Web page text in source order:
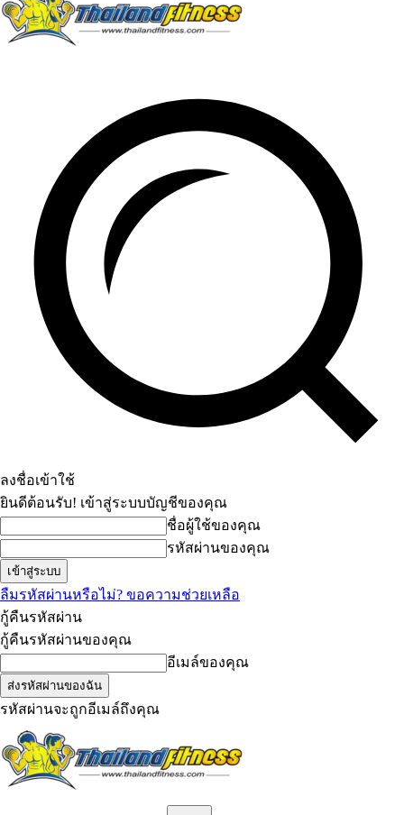
ลงชื่อเข้าใช้
ยินดีต้อนรับ! เข้าสู่ระบบบัญชีของคุณ
ชื่อผู้ใช้ของคุณ
รหัสผ่านของคุณ
ลืมรหัสผ่านหรือไม่? ขอความช่วยเหลือ
กู้คืนรหัสผ่าน
กู้คืนรหัสผ่านของคุณ
อีเมล์ของคุณ
รหัสผ่านจะถูกอีเมล์ถึงคุณ